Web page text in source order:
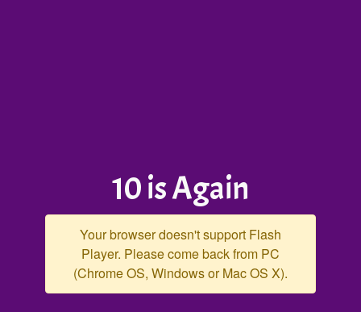
10 is Again
Your browser doesn't support Flash
Player. Please come back from PC
(Chrome OS, Windows or Mac OS X).